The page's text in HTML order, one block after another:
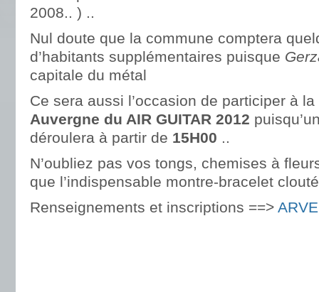
2008.. ) ..
Nul doute que la commune comptera
d’habitants supplémentaires puisque
capitale du métal
Ce sera aussi l’occasion de participer à la
Auvergne du AIR GUITAR 2012
déroulera à partir de 15H00 ..
N’oubliez pas vos tongs, chemises à
que l’indispensable montre-bracelet
Renseignements et inscriptions ==>